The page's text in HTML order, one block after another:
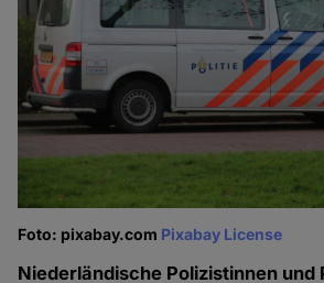
Foto: pixabay.com Pixabay License
Niederländische Polizistinnen und